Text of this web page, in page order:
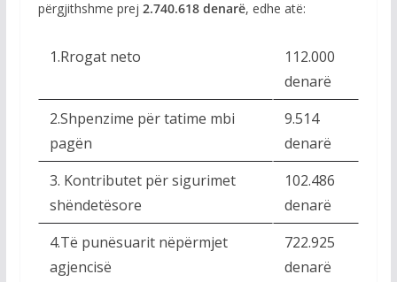
përgjithshme prej 2.740.618denarë, edhe atë:
1.Rrogat neto
112.000
denarë
2.Shpenzime për tatime mbi
pagën
9.514
denarë
3. Kontributet për sigurimet
shëndetësore
102.486
denarë
4.Të punësuarit nëpërmjet
agjencisë
722.925
denarë